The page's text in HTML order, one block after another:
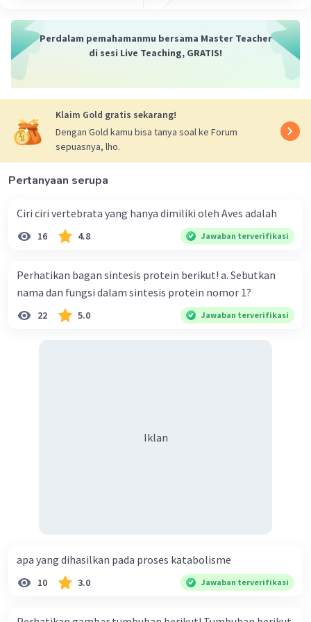
Perdalam pemahamanmu bersama Master Teacher
di sesi Live Teaching, GRATIS!
Klaim Gold gratis sekarang!
Dengan Gold kamu bisa tanya soal ke Forum
sepuasnya, lho.
Pertanyaan serupa
Ciri ciri vertebrata yang hanya dimiliki oleh Aves adalah
16 4.8 Jawaban terverifikasi
Perhatikan bagan sintesis protein berikut! a. Sebutkan
nama dan fungsi dalam sintesis protein nomor 1?
22 5.0 Jawaban terverifikasi
Iklan
apa yang dihasilkan pada proses katabolisme
10 3.0 Jawaban terverifikasi